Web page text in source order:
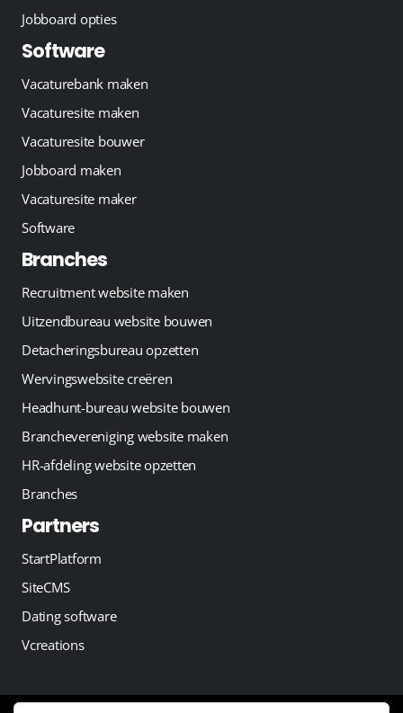
Jobboard opties
Software
Vacaturebank maken
Vacaturesite maken
Vacaturesite bouwer
Jobboard maken
Vacaturesite maker
Software
Branches
Recruitment website maken
Uitzendbureau website bouwen
Detacheringsbureau opzetten
Wervingswebsite creëren
Headhunt-bureau website bouwen
Branchevereniging website maken
HR-afdeling website opzetten
Branches
Partners
StartPlatform
SiteCMS
Dating software
Vcreations